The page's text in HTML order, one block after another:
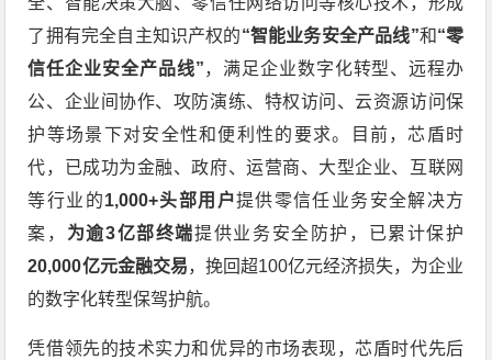
了拥有完全自主知识产权的“智能业务安全产品线”和“零
信任企业安全产品线”，满足企业数字化转型、远程办
公、企业间协作、攻防演练、特权访问、云资源访问保
护等场景下对安全性和便利性的要求。目前，芯盾时
代，已成功为金融、政府、运营商、大型企业、互联网
等行业的1,000+头部用户提供零信任业务安全解决方
案， 为逾3亿部终端提供业务安全防护，已累计保护
20,000亿元金融交易，挽回超100亿元经济损失，为企业
的数字化转型保驾护航。
凭借领先的技术实力和优异的市场表现，芯盾时代先后